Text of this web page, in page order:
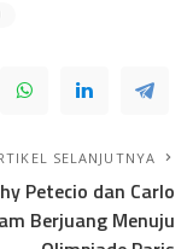
SELANJUTNYA
Petecio dan Carlo
Berjuang Menuju